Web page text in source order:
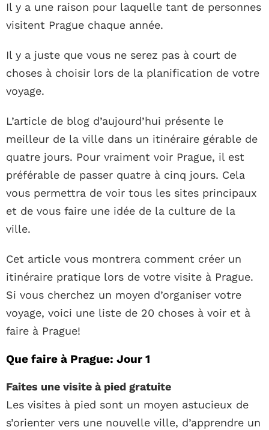
Il y a une raison pour laquelle tant de personnes
visitent Prague chaque année.
Il y a juste que vous ne serez pas à court de
choses à choisir lors de la planification de votre
voyage.
L’article de blog d’aujourd’hui présente le
meilleur de la ville dans un itinéraire gérable de
quatre jours. Pour vraiment voir Prague, il est
préférable de passer quatre à cinq jours. Cela
vous permettra de voir tous les sites principaux
et de vous faire une idée de la culture de la
ville.
Cet article vous montrera comment créer un
itinéraire pratique lors de votre visite à Prague.
Si vous cherchez un moyen d’organiser votre
voyage, voici une liste de 20 choses à voir et à
faire à Prague!
Que faire à Prague: Jour 1
Faites une visite à pied gratuite
Les visites à pied sont un moyen astucieux de
s’orienter vers une nouvelle ville, d’apprendre un